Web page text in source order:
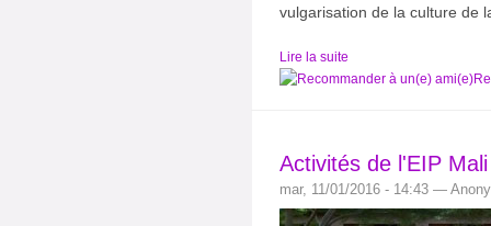
vulgarisation de la culture de
Lire la suite
Activités de l'EIP
mar, 11/01/2016 - 14:43 —